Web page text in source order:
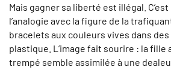
Mais gagner sa liberté est illégal.
l’analogie avec la figure de la
bracelets aux couleurs vives dans
plastique. L’image fait sourire : la fille
trempé semble assimilée à une